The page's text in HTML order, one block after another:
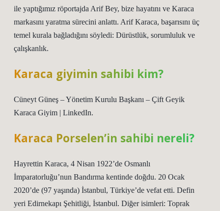
ile yaptığımız röportajda Arif Bey, bize hayatını ve Karaca
markasını yaratma sürecini anlattı. Arif Karaca, başarısını üç
temel kurala bağladığını söyledi: Dürüstlük, sorumluluk ve
çalışkanlık.
Karaca giyimin sahibi kim?
Cüneyt Güneş – Yönetim Kurulu Başkanı – Çift Geyik
Karaca Giyim | LinkedIn.
Karaca Porselen’in sahibi nereli?
Hayrettin Karaca, 4 Nisan 1922’de Osmanlı
İmparatorluğu’nun Bandırma kentinde doğdu. 20 Ocak
2020’de (97 yaşında) İstanbul, Türkiye’de vefat etti. Defin
yeri Edirnekapı Şehitliği, İstanbul. Diğer isimleri: Toprak